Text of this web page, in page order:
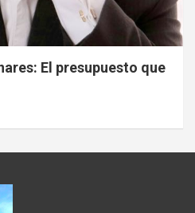
El presupuesto que